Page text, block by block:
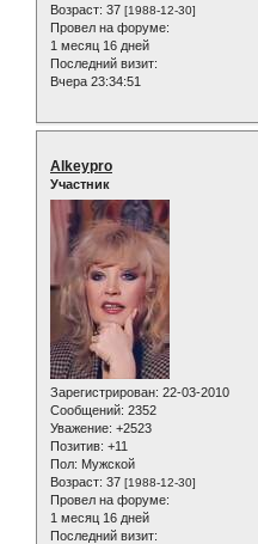
Возраст: 37 [1988-12-30]
Провел на форуме:
1 месяц 16 дней
Последний визит:
Вчера 23:34:51
Alkeypro
Участник
Зарегистрирован: 22-03-2010
Сообщений: 2352
Уважение: +2523
Позитив: +11
Пол: Мужской
Возраст: 37 [1988-12-30]
Провел на форуме:
1 месяц 16 дней
Последний визит: